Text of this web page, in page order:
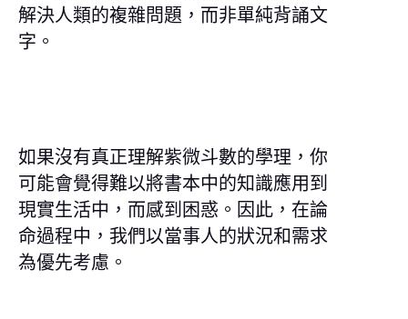
解決人類的複雜問題，而非單純背誦文
字。
如果沒有真正理解紫微斗數的學理，你
可能會覺得難以將書本中的知識應用到
現實生活中，而感到困惑。因此，在論
命過程中，我們以當事人的狀況和需求
為優先考慮。